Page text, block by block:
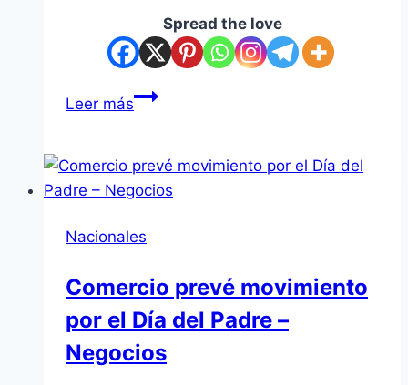
Spread the love
Leer másBuscan
de
84
con
en
Asunción
Nacionales
Comercio prevé movimiento
por el Día del Padre –
Negocios